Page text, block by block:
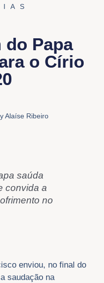
do Papa
o Círio
Alaíse Ribeiro
saúda
convida a
no
enviou, no final do
saudação na